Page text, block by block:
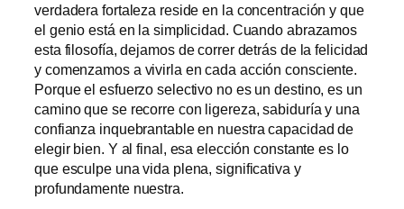
verdadera fortaleza reside en la concentración y que
el genio está en la simplicidad. Cuando abrazamos
esta filosofía, dejamos de correr detrás de la felicidad
y comenzamos a vivirla en cada acción consciente.
Porque el esfuerzo selectivo no es un destino, es un
camino que se recorre con ligereza, sabiduría y una
confianza inquebrantable en nuestra capacidad de
elegir bien. Y al final, esa elección constante es lo
que esculpe una vida plena, significativa y
profundamente nuestra.